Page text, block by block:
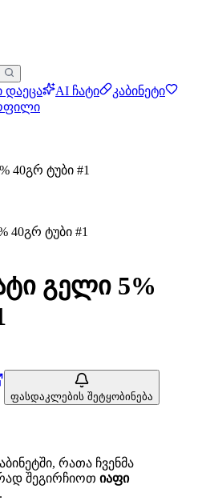
დაეცა AI ჩატი
კაბინეტი
40გრ ტუბი #1
გელი 5%
ფასდაკლების შეტყობინება
რათა ჩვენმა
შეგირჩიოთ იაფი